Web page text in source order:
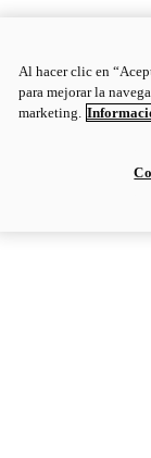
Al hacer clic en
para mejorar la
marketing.